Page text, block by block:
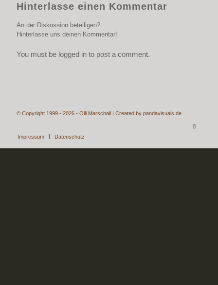
Hinterlasse einen Kommentar
An der Diskussion beteiligen?
Hinterlasse uns deinen Kommentar!
You must be logged in to post a comment.
© Copyright 1999 - 2026 - Olli Marschall | Created by pandavisuals.de
Impressum Datenschutz